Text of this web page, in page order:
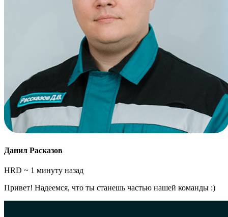
Данил Расказов
HRD ~ 1 минуту назад
Привет! Надеемся, что ты станешь частью нашей команды :)